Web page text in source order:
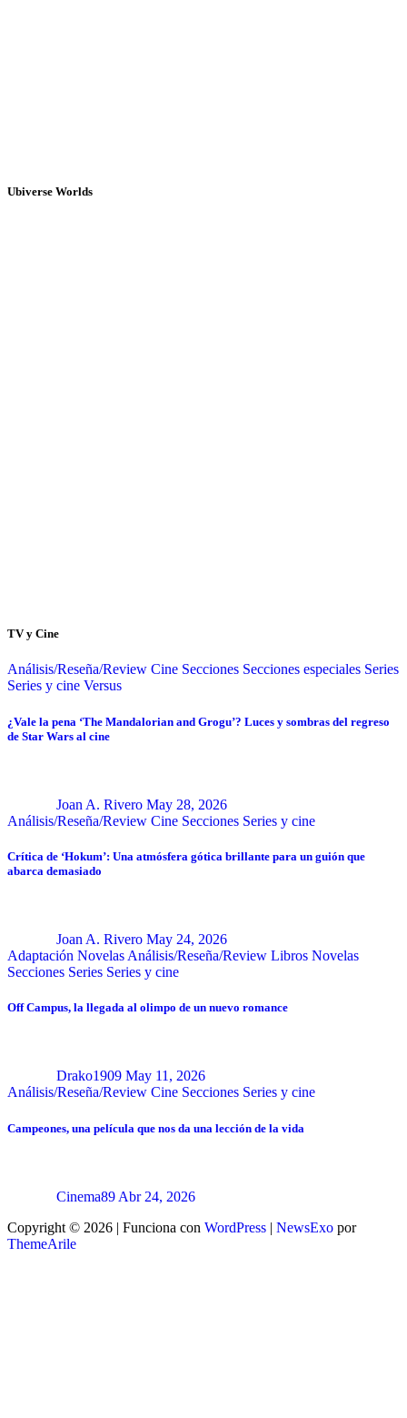
Ubiverse Worlds
TV y Cine
Análisis/Reseña/Review Cine Secciones Secciones especiales Series
Series y cine Versus
¿Vale la pena ‘The Mandalorian and Grogu’? Luces y sombras del regreso
de Star Wars al cine
Joan A. Rivero May 28, 2026
Análisis/Reseña/Review Cine Secciones Series y cine
Crítica de ‘Hokum’: Una atmósfera gótica brillante para un guión que
abarca demasiado
Joan A. Rivero May 24, 2026
Adaptación Novelas Análisis/Reseña/Review Libros Novelas
Secciones Series Series y cine
Off Campus, la llegada al olimpo de un nuevo romance
Drako1909 May 11, 2026
Análisis/Reseña/Review Cine Secciones Series y cine
Campeones, una película que nos da una lección de la vida
Cinema89 Abr 24, 2026
Copyright © 2026 | Funciona con WordPress | NewsExo por
ThemeArile